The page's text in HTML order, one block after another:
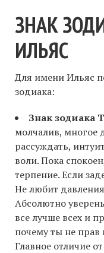
ЗНАК
ИЛЬЯС
Для имени Ильяс
зодиака:
Знак зодиака
молчалив, многое
рассуждать,
воли. Пока
терпение. Если
Не любит
Абсолютно
все лучше всех и
почему ты не прав
Главное отличие